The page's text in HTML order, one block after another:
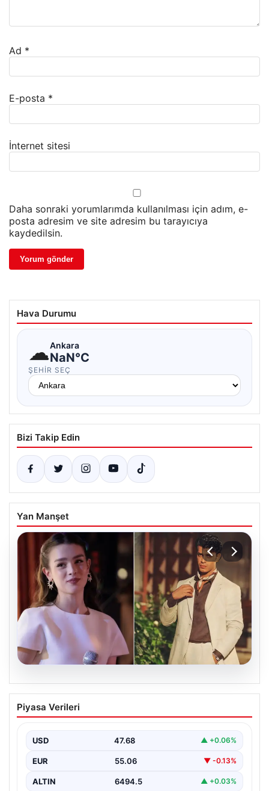
Ad *
E-posta *
İnternet sitesi
Daha sonraki yorumlarımda kullanılması için adım, e-
posta adresim ve site adresim bu tarayıcıya
kaydedilsin.
Hava Durumu
☁Ankara
NaN°C
ŞEHIR SEÇ
Bizi Takip Edin
Yan Manşet
‘Yeraltı’ dizisinde şok olay! Babası suç
duyurusunda bulundu: ‘Kızımla reşit
Piyasa Verileri
USD 47.68 ▲ +0.06%
EUR 55.06 ▼ -0.13%
ALTIN 6494.5 ▲ +0.03%